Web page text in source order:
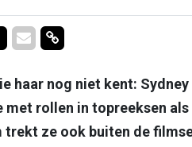
op Facebook
Delen op Twitter
Delen via Mail
Delen via link
haar nog niet kent:
met rollen in topreeksen
trekt ze ook buiten de